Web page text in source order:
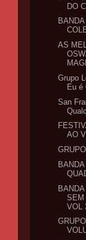
DO
AS
Grupo
Eu é
San
AO
SEM
VOL